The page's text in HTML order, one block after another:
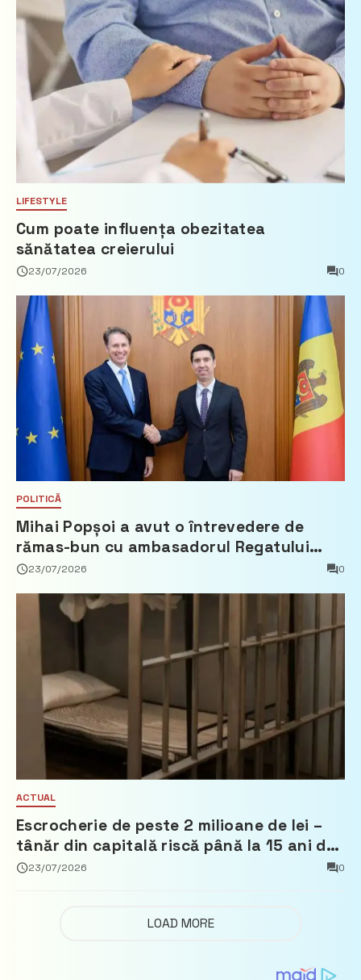
LIFESTYLE
Cum poate influența obezitatea
sănătatea creierului
23/07/2026 0
POLITICĂ
Mihai Popșoi a avut o întrevedere de
rămas-bun cu ambasadorul Regatului
Țărilor de Jos, Fred Duijn
23/07/2026 0
ACTUAL
Escrocherie de peste 2 milioane de lei –
tânăr din capitală riscă până la 15 ani de
închisoare
23/07/2026 0
LOAD MORE